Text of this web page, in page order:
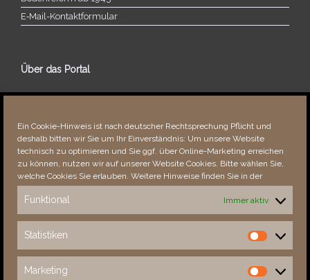
Ein Cookie-Hinweis ist nach deutscher Rechtsprechung Pflicht und
deshalb bitten wir Sie um Ihr Einverständnis: Um unsere Website
technisch zu optimieren und Sie ggf. über Online-Marketing erreichen
zu können, nutzen wir auf unserer Website Cookies. Bitte wählen Sie,
welche Cookies Sie erlauben. Weitere Hinweise finden Sie in der
Funktional Immer aktiv
Statistiken
Statistiken
Marketing
Marketing
E‑Mail-​​Kontaktformular
Über das Portal
Über dieses Portal
Fehler bemerkt?
Besucher seit 08/​2021
This Week
28266